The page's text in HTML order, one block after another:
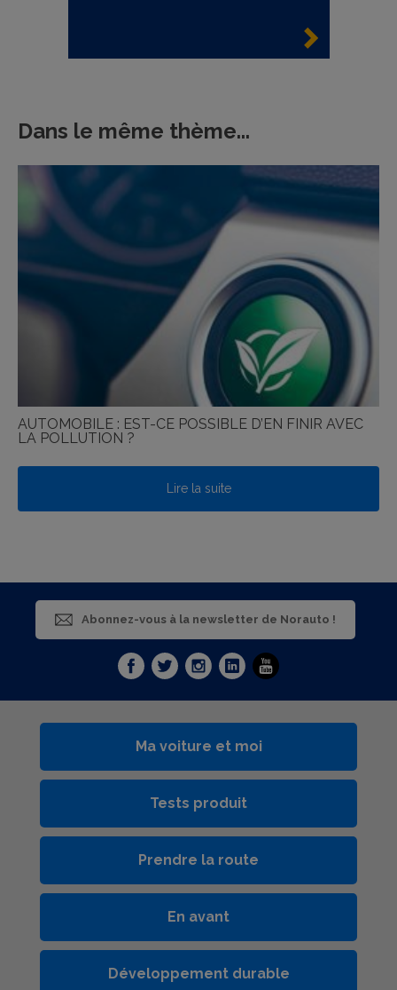
Dans le même thème...
AUTOMOBILE : EST-CE POSSIBLE D’EN FINIR AVEC
LA POLLUTION ?
Lire la suite
Abonnez-vous à la newsletter de Norauto !
Ma voiture et moi
Tests produit
Prendre la route
En avant
Développement durable